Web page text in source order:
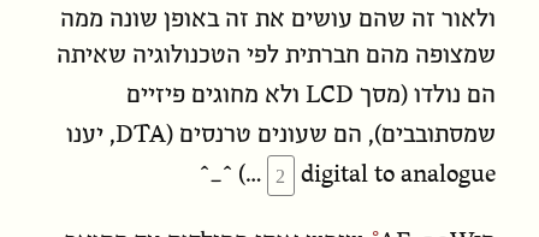
ולאור זה שהם עושים את זה באופן שונה ממה
שמצופה מהם חברתית לפי הטכנולוגיה שאיתה
הם נולדו (מסך LCDולא מחוגים פיזיים
שמסתובבים), הם שעונים טרנסים (DTA, יענו
digital to analogue
…) ^_^